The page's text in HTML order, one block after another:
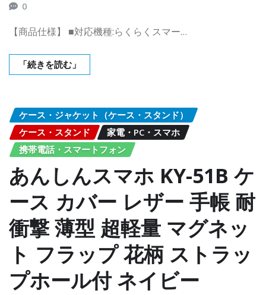
0
【商品仕様】 ■対応機種:らくらくスマー…
「続きを読む」
ケース・ジャケット（ケース・スタンド）
ケース・スタンド
家電・PC・スマホ
携帯電話・スマートフォン
あんしんスマホ KY-51B ケ
ース カバー レザー 手帳 耐
衝撃 薄型 超軽量 マグネッ
ト フラップ 花柄 ストラッ
プホール付 ネイビー